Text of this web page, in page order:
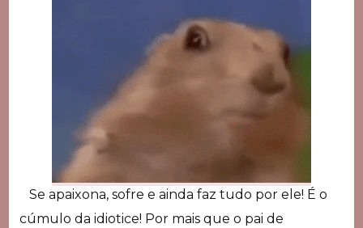
Se apaixona, sofre e ainda faz tudo por ele! É o
cúmulo da idiotice! Por mais que o pai de